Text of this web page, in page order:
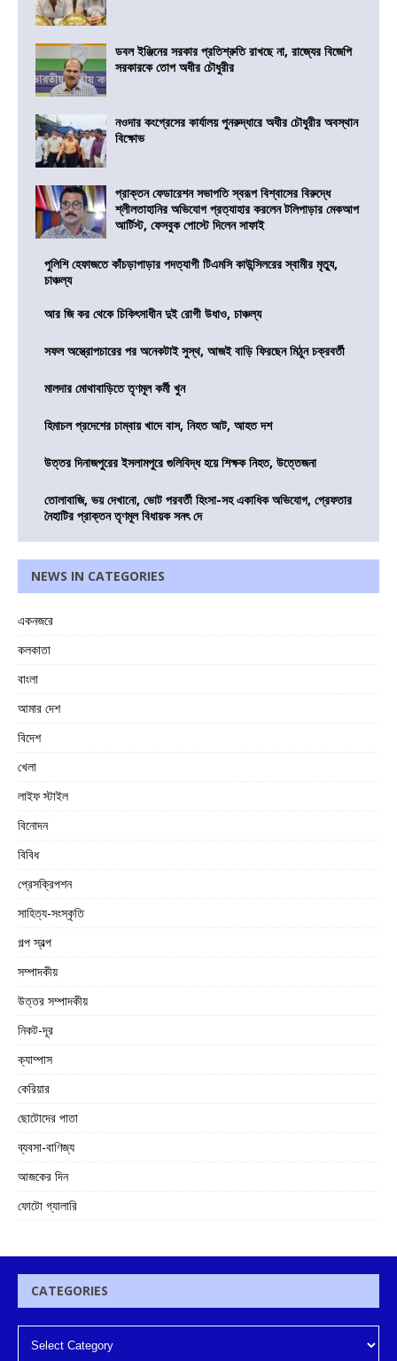
ডবল ইঞ্জিনের সরকার প্রতিশ্রুতি রাখছে না, রাজ্যের বিজেপি
সরকারকে তোপ অধীর চৌধুরীর
নওদার কংগ্রেসের কার্যালয় পুনরুদ্ধারে অধীর চৌধুরীর অবস্থান
বিক্ষোভ
প্রাক্তন ফেডারেশন সভাপতি স্বরূপ বিশ্বাসের বিরুদ্ধে
শ্লীলতাহানির অভিযোগ প্রত্যাহার করলেন টলিপাড়ার মেকআপ
আর্টিস্ট, ফেসবুক পোস্টে দিলেন সাফাই
পুলিশি হেফাজতে কাঁচড়াপাড়ার পদত্যাগী টিএমসি কাউন্সিলরের স্বামীর মৃত্যু,
চাঞ্চল্য
আর জি কর থেকে চিকিৎসাধীন দুই রোগী উধাও, চাঞ্চল্য
সফল অস্ত্রোপচারের পর অনেকটাই সুস্থ, আজই বাড়ি ফিরছেন মিঠুন চক্রবর্তী
মালদার মোথাবাড়িতে তৃণমূল কর্মী খুন
হিমাচল প্রদেশের চাম্বায় খাদে বাস, নিহত আট, আহত দশ
উত্তর দিনাজপুরের ইসলামপুরে গুলিবিদ্ধ হয়ে শিক্ষক নিহত, উত্তেজনা
তোলাবাজি, ভয় দেখানো, ভোট পরবর্তী হিংসা-সহ একাধিক অভিযোগ, গ্রেফতার
নৈহাটির প্রাক্তন তৃণমূল বিধায়ক সনৎ দে
NEWS IN CATEGORIES
একনজরে
কলকাতা
বাংলা
আমার দেশ
বিদেশ
খেলা
লাইফ স্টাইল
বিনোদন
বিবিধ
প্রেসক্রিপশন
সাহিত্য-সংস্কৃতি
গল্প স্বল্প
সম্পাদকীয়
উত্তর সম্পাদকীয়
নিকট-দূর
ক্যাম্পাস
কেরিয়ার
ছোটোদের পাতা
ব্যবসা-বাণিজ্য
আজকের দিন
ফোটো গ্যালারি
CATEGORIES